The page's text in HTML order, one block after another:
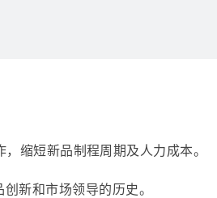
缩短新品制程周期及人力成本。
新和市场领导的历史。